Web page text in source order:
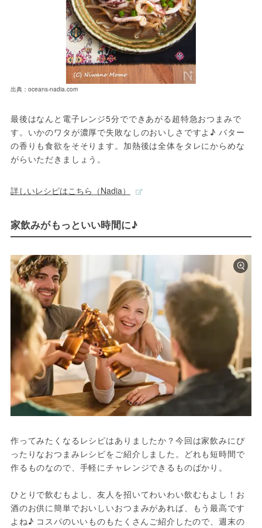
出典：oceans-nadia.com
最後はなんと電子レンジ5分でできあがる超特急おつまみで
す。いかのワタが濃厚で失敗なしのおいしさですよ♪ バター
の香りも食欲をそそります。加熱後は全体をタレにからめな
がらいただきましょう。
詳しいレシピはこちら（Nadia）
家飲みがもっといい時間に♪
作ってみたくなるレシピはありましたか？今回は家飲みにぴ
ったりなおつまみレシピをご紹介しました。どれも短時間で
作るものなので、手軽にチャレンジできるものばかり。
ひとりで飲むもよし、友人を招いてわいわい飲むもよし！お
酒のお供に簡単でおいしいおつまみがあれば、もう最高です
よね♪ コスパのいいものもたくさんご紹介したので、週末の